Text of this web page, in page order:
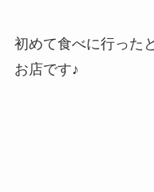
初めて食べに行った
お店です♪